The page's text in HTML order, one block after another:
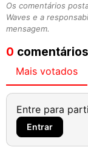
Os comentários
Waves e a
mensagem.
0 comentários
Mais votados
Entre para
Entrar